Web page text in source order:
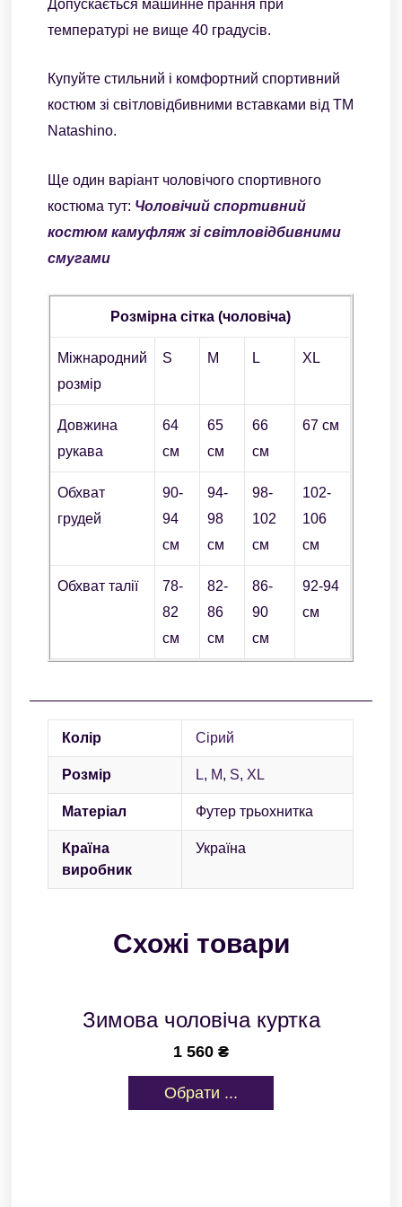
Допускається машинне прання при
температурі не вище 40 градусів.
Купуйте стильний і комфортний спортивний
костюм зі світловідбивними вставками від ТМ
Natashino.
Ще один варіант чоловічого спортивного
костюма тут: Чоловічий спортивний
костюм камуфляж зі світловідбивними
смугами
Розмірна сітка (чоловіча)
Міжнародний
розмір
S M L XL
Довжина
рукава
64
см
65
см
66
см
67 см
Обхват
грудей
90-
94
см
94-
98
см
98-
102
см
102-
106
см
Обхват талії
78-
82
см
82-
86
см
86-
90
см
92-94
см
Колір Сірий
Розмір L, M, S, XL
Матеріал Футер трьохнитка
Країна
виробник
Україна
Схожі товари
Зимова чоловіча куртка
1 560 ₴
Обрати ...